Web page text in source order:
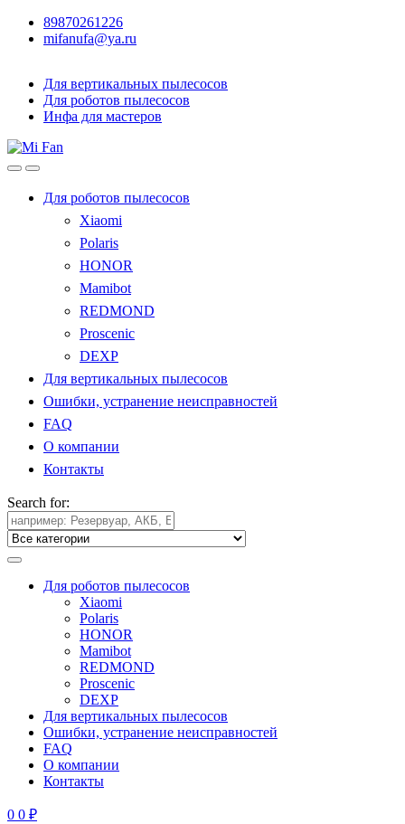
89870261226
mifanufa@ya.ru
Для вертикальных пылесосов
Для роботов пылесосов
Инфа для мастеров
Для роботов пылесосов
Xiaomi
Polaris
HONOR
Mamibot
REDMOND
Proscenic
DEXP
Для вертикальных пылесосов
Ошибки, устранение неисправностей
FAQ
О компании
Контакты
Search for:
Для роботов пылесосов
Xiaomi
Polaris
HONOR
Mamibot
REDMOND
Proscenic
DEXP
Для вертикальных пылесосов
Ошибки, устранение неисправностей
FAQ
О компании
Контакты
0 0 ₽